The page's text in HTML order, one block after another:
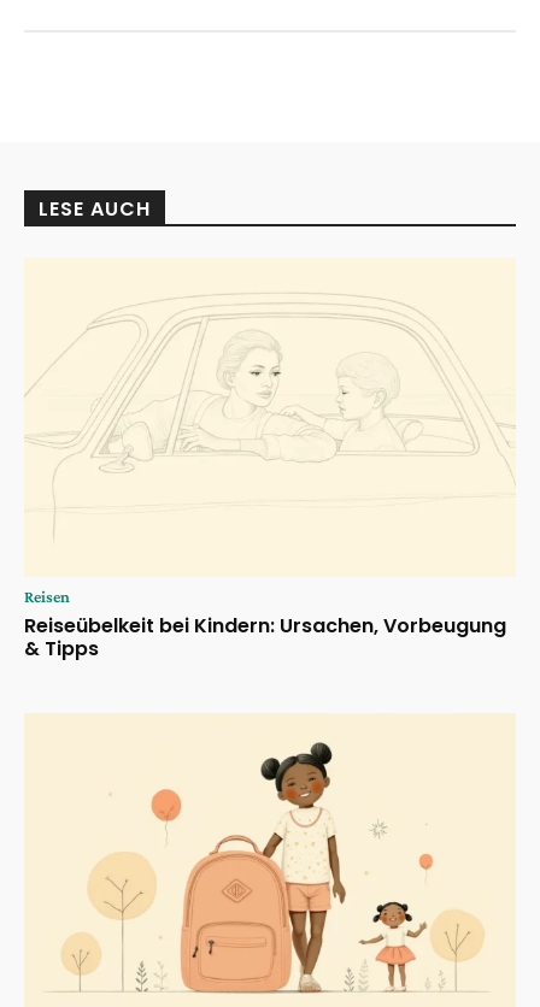
LESE AUCH
Reisen
Reiseübelkeit bei Kindern: Ursachen, Vorbeugung
& Tipps